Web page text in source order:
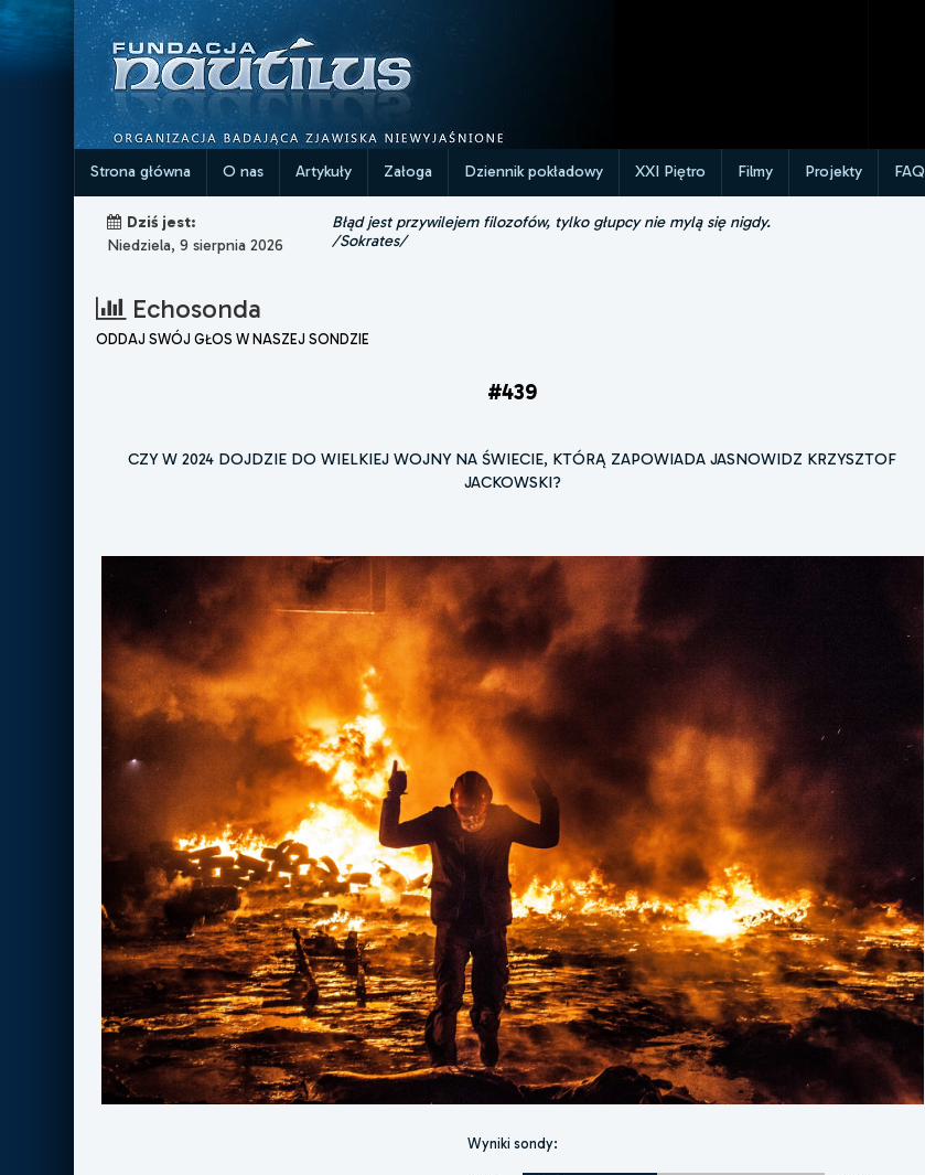
Strona główna O nas Artykuły Załoga Dziennik pokładowy XXI Piętro Filmy Projekty FAQ
Dziś jest:
Niedziela, 9 sierpnia 2026
Błąd jest przywilejem filozofów, tylko głupcy nie mylą się nigdy.
/Sokrates/
Echosonda
ODDAJ SWÓJ GŁOS W NASZEJ SONDZIE
#439
CZY W 2024 DOJDZIE DO WIELKIEJ WOJNY NA ŚWIECIE, KTÓRĄ ZAPOWIADA JASNOWIDZ KRZYSZTOF
JACKOWSKI?
Wyniki sondy: